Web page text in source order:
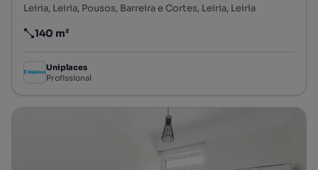
Leiria, Leiria, Pousos, Barreira e Cortes, Leiria, Leiria
Preço por metro quadrado
140 m²
Uniplaces
Profissional